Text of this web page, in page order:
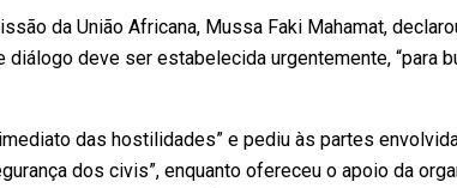
da União Africana, Mussa Faki Mahamat,
diálogo deve ser estabelecida urgentemente, “para
das hostilidades” e pediu às partes
dos civis”, enquanto ofereceu o apoio da